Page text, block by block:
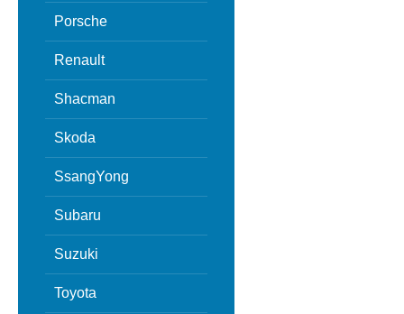
Porsche
Renault
Shacman
Skoda
SsangYong
Subaru
Suzuki
Toyota